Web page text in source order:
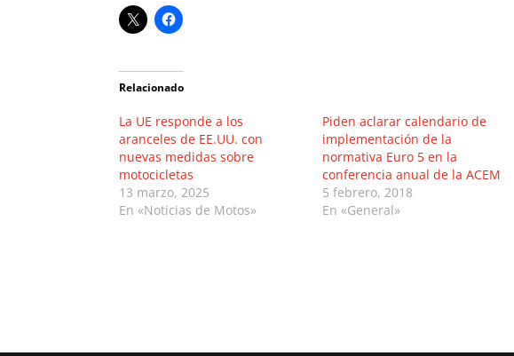
Relacionado
La UE responde a los
aranceles de EE.UU. con
nuevas medidas sobre
motocicletas
13 marzo, 2025
En «Noticias de Motos»
Piden aclarar calendario de
implementación de la
normativa Euro 5 en la
conferencia anual de la ACEM
5 febrero, 2018
En «General»